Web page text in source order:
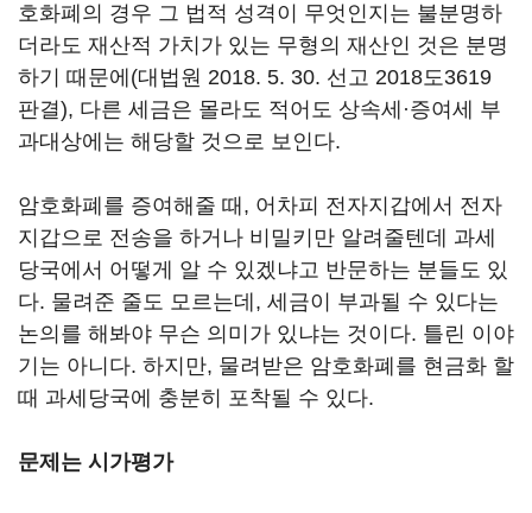
호화폐의 경우 그 법적 성격이 무엇인지는 불분명하
더라도 재산적 가치가 있는 무형의 재산인 것은 분명
하기 때문에(대법원 2018. 5. 30. 선고 2018도3619
판결), 다른 세금은 몰라도 적어도 상속세 ·증여세 부
과대상에는 해당할 것으로 보인다.
암호화폐를 증여해줄 때, 어차피 전자지갑에서 전자
지갑으로 전송을 하거나 비밀키만 알려줄텐데 과세
당국에서 어떻게 알 수 있겠냐고 반문하는 분들도 있
다. 물려준 줄도 모르는데, 세금이 부과될 수 있다는
논의를 해봐야 무슨 의미가 있냐는 것이다. 틀린 이야
기는 아니다. 하지만, 물려받은 암호화폐를 현금화 할
때 과세당국에 충분히 포착될 수 있다.
문제는 시가평가